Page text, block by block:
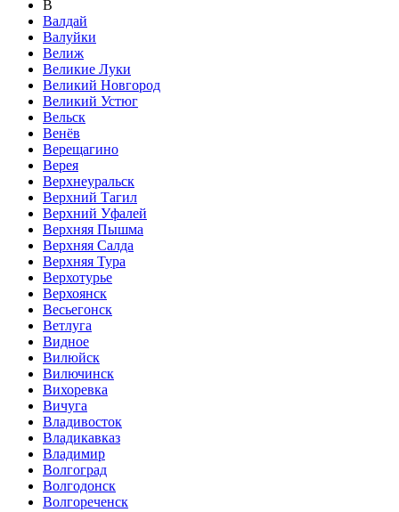
В
Валдай
Валуйки
Велиж
Великие Луки
Великий Новгород
Великий Устюг
Вельск
Венёв
Верещагино
Верея
Верхнеуральск
Верхний Тагил
Верхний Уфалей
Верхняя Пышма
Верхняя Салда
Верхняя Тура
Верхотурье
Верхоянск
Весьегонск
Ветлуга
Видное
Вилюйск
Вилючинск
Вихоревка
Вичуга
Владивосток
Владикавказ
Владимир
Волгоград
Волгодонск
Волгореченск